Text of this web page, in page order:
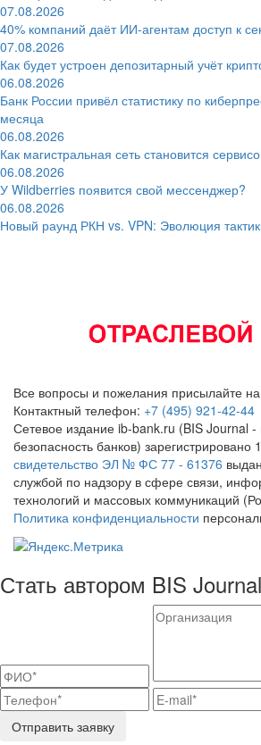
07.08.2026
40% компаний даёт ИИ‑агентам доступ к
07.08.2026
Как будет устроен депозитарный учёт
06.08.2026
Банк России привёл статистику по
месяца
06.08.2026
Как магистральная сеть становится
06.08.2026
У Wildberries появится свой мессенджер?
06.08.2026
Новый раунд РКН vs. VPN: Эволюция
Все вопросы и пожелания присылайте на
Контактный телефон: +7 (495) 921-42-44
Сетевое издание ib-bank.ru (BIS Journal
безопасность банков) зарегистрировано
свидетельство ЭЛ № ФС 77 - 61376
службой по надзору в сфере связи,
технологий и массовых коммуникаций
Политика конфиденциальности
Стать автором BIS Journal
Отправить заявку